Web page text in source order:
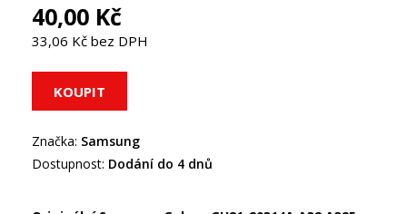
40,00 Kč
33,06 Kč bez DPH
Značka: Samsung
Dostupnost: Dodání do 4 dnů